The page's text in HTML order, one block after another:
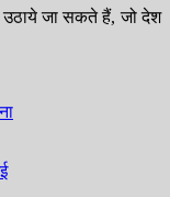
जा सकते हैं, जो देश